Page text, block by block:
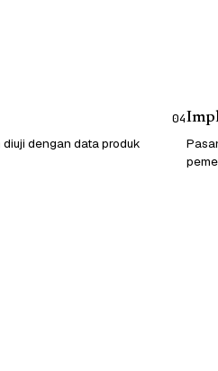
dengan data produk
04